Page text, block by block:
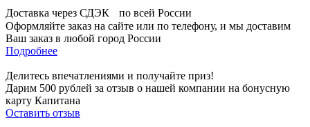
Доставка через СДЭК по всей России
Оформляйте заказ на сайте или по телефону, и мы доставим
Ваш заказ в любой город России
Подробнее
Делитесь впечатлениями и получайте приз!
Дарим 500 рублей за отзыв о нашей компании на бонусную
карту Капитана
Оставить отзыв